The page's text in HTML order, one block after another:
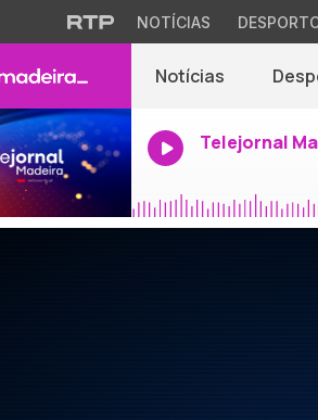
NOTÍCIAS
Notícias
Telejornal